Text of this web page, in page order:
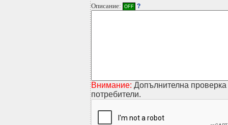
Описание: OFF ?
Внимание: Допълнителна
потребители.